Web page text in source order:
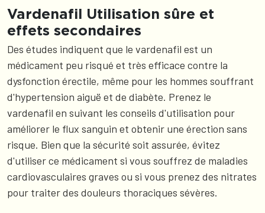
Vardenafil Utilisation sûre et
effets secondaires
Des études indiquent que le vardenafil est un
médicament peu risqué et très efficace contre la
dysfonction érectile, même pour les hommes souffrant
d'hypertension aiguë et de diabète. Prenez le
vardenafil en suivant les conseils d'utilisation pour
améliorer le flux sanguin et obtenir une érection sans
risque. Bien que la sécurité soit assurée, évitez
d'utiliser ce médicament si vous souffrez de maladies
cardiovasculaires graves ou si vous prenez des nitrates
pour traiter des douleurs thoraciques sévères.